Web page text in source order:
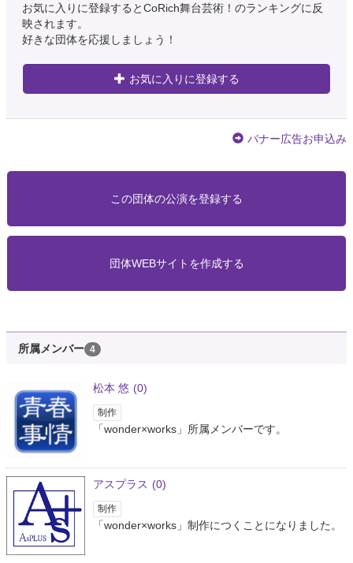
お気に入りに登録するとCoRich舞台芸術！のランキングに反
映されます。
好きな団体を応援しましょう！
お気に入りに登録する
バナー広告お申込み
この団体の公演を登録する
団体WEBサイトを作成する
所属メンバー 4
松本 悠 (0)
制作
「wonder×works」所属メンバーです。
アスプラス (0)
制作
「wonder×works」制作につくことになりました。